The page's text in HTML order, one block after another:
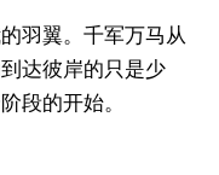
羽翼。千军万马从
达彼岸的只是少
段的开始。